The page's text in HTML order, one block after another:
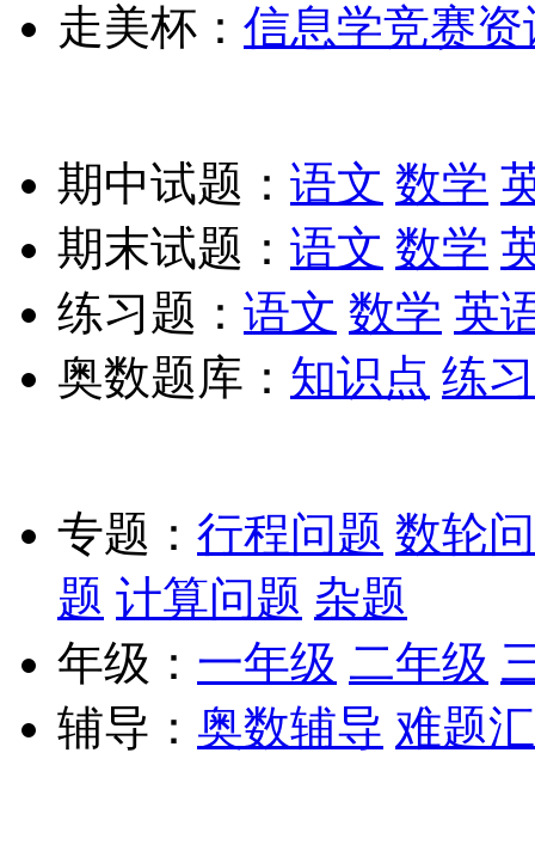
走美杯： 信息学竞赛资
期中试题： 语文 数学
期末试题： 语文 数学
练习题： 语文 数学 英
奥数题库： 知识点 练
专题： 行程问题 数轮
题 计算问题 杂题
年级： 一年级 二年级
辅导： 奥数辅导 难题